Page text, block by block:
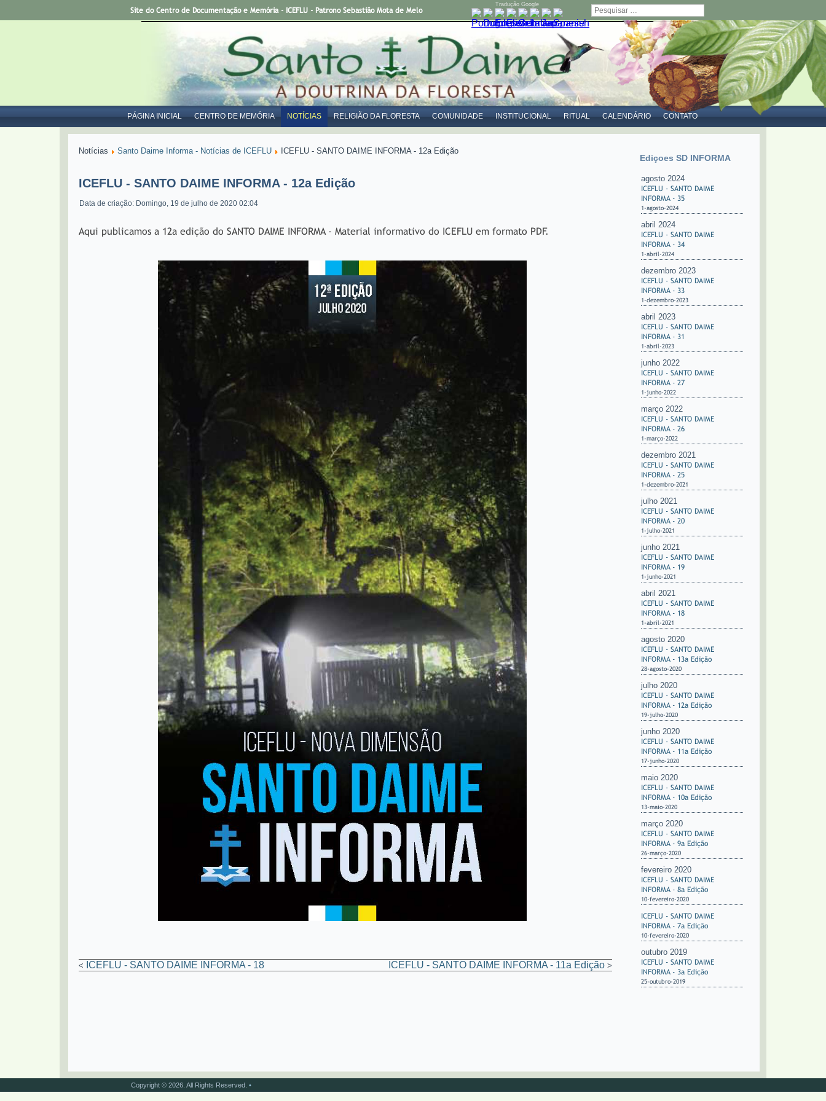
PÁGINA INICIAL CENTRO DE MEMÓRIA NOTÍCIAS RELIGIÃO DA FLORESTA COMUNIDADE INSTITUCIONAL RITUAL CALENDÁRIO CONTATO
Site do Centro de Documentação e Memória - ICEFLU - Patrono Sebastião Mota de Melo Pesquisar
Tradução Google
Notícias Santo Daime Informa - Notícias de ICEFLU ICEFLU - SANTO DAIME INFORMA - 12a Edição
ICEFLU - SANTO DAIME INFORMA - 12a Edição
Data de criação: Domingo, 19 de julho de 2020 02:04
Aqui publicamos a 12a edição do SANTO DAIME INFORMA - Material informativo do ICEFLU em formato PDF.
< ICEFLU - SANTO DAIME INFORMA - 18 ICEFLU - SANTO DAIME INFORMA - 11a Edição >
Ediçoes SD INFORMA
agosto 2024
ICEFLU - SANTO DAIME
INFORMA - 35
1-agosto-2024
abril 2024
ICEFLU - SANTO DAIME
INFORMA - 34
1-abril-2024
dezembro 2023
ICEFLU - SANTO DAIME
INFORMA - 33
1-dezembro-2023
abril 2023
ICEFLU - SANTO DAIME
INFORMA - 31
1-abril-2023
junho 2022
ICEFLU - SANTO DAIME
INFORMA - 27
1-junho-2022
março 2022
ICEFLU - SANTO DAIME
INFORMA - 26
1-março-2022
dezembro 2021
ICEFLU - SANTO DAIME
INFORMA - 25
1-dezembro-2021
julho 2021
ICEFLU - SANTO DAIME
INFORMA - 20
1-julho-2021
junho 2021
ICEFLU - SANTO DAIME
INFORMA - 19
1-junho-2021
abril 2021
ICEFLU - SANTO DAIME
INFORMA - 18
1-abril-2021
agosto 2020
ICEFLU - SANTO DAIME
INFORMA - 13a Edição
28-agosto-2020
julho 2020
ICEFLU - SANTO DAIME
INFORMA - 12a Edição
19-julho-2020
junho 2020
ICEFLU - SANTO DAIME
INFORMA - 11a Edição
17-junho-2020
maio 2020
ICEFLU - SANTO DAIME
INFORMA - 10a Edição
13-maio-2020
março 2020
ICEFLU - SANTO DAIME
INFORMA - 9a Edição
26-março-2020
fevereiro 2020
ICEFLU - SANTO DAIME
INFORMA - 8a Edição
10-fevereiro-2020
ICEFLU - SANTO DAIME
INFORMA - 7a Edição
10-fevereiro-2020
outubro 2019
ICEFLU - SANTO DAIME
INFORMA - 3a Edição
25-outubro-2019
Copyright © 2026. All Rights Reserved. •